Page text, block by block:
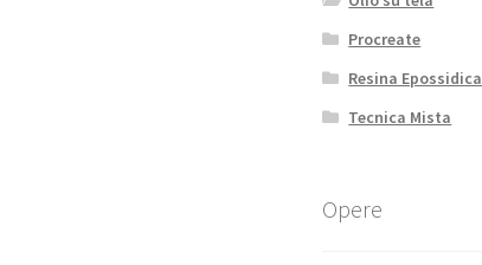
Procreate
Resina Epossidica
Tecnica Mista
Opere